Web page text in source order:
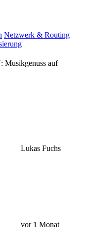
Netzwerk & Routing
Musikgenuss auf
Lukas Fuchs
vor 1 Monat